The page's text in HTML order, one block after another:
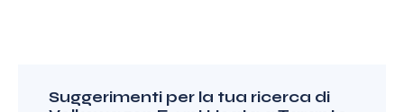
Suggerimenti per la tua ricerca di